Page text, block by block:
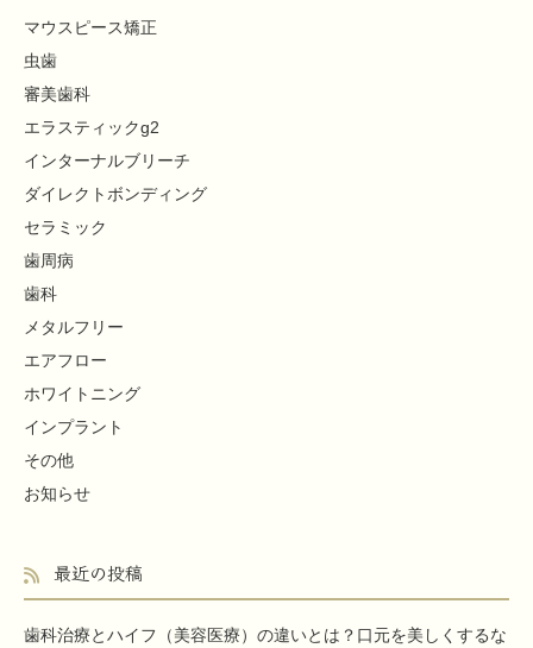
マウスピース矯正
虫歯
審美歯科
エラスティックg2
インターナルブリーチ
ダイレクトボンディング
セラミック
歯周病
歯科
メタルフリー
エアフロー
ホワイトニング
インプラント
その他
お知らせ
最近の投稿
歯科治療とハイフ（美容医療）の違いとは？口元を美しくするな